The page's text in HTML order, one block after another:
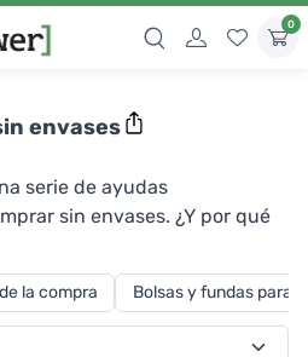
0
envases
serie de ayudas
sin envases. ¿Y por qué
En primer lugar, porque
para los productos de
reducirás significativamente
de plástico y de plástico. Al
la compra Bolsas y fundas para